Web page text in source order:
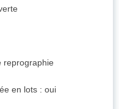
reprographie
en lots : oui